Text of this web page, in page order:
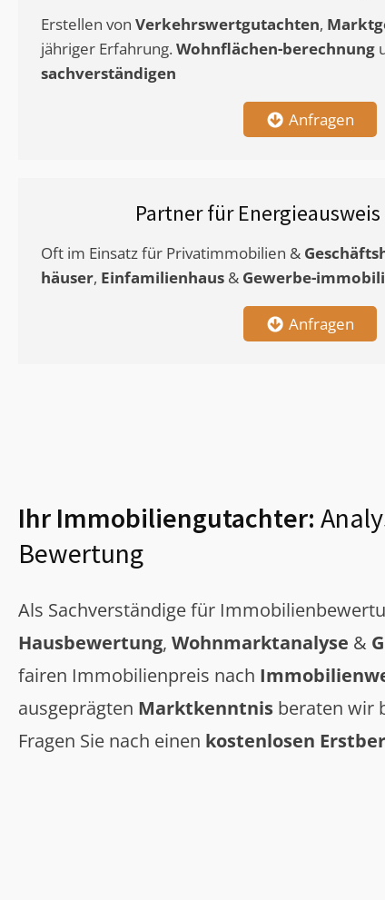
Erstellen von Verkehrswertgutachten,
jähriger Erfahrung. Wohnflächen-berechnung
sachverständigen
Anfragen
Partner für Energieausweis
Oft im Einsatz für Privatimmobilien &
häuser, Einfamilienhaus & Gewerbe-
Anfragen
Ihr Immobiliengutachter:
Bewertung
Als Sachverständige für
Hausbewertung, Wohnmarktanalyse &
fairen Immobilienpreis nach
ausgeprägten Marktkenntnis beraten wir
Fragen Sie nach einen kostenlosen